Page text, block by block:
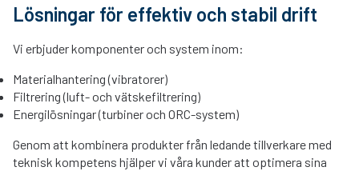
Lösningar för effektiv och stabil drift
Vi erbjuder komponenter och system inom:
Materialhantering (vibratorer)
Filtrering (luft- och vätskefiltrering)
Energilösningar (turbiner och ORC-system)
Genom att kombinera produkter från ledande tillverkare med
teknisk kompetens hjälper vi våra kunder att optimera sina